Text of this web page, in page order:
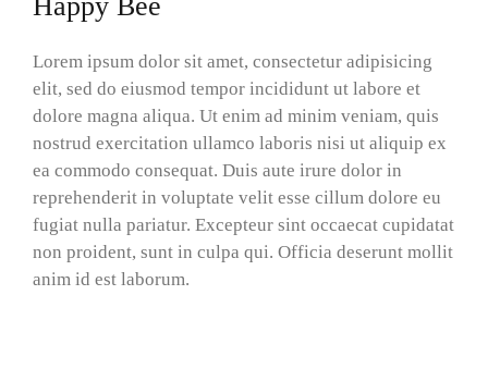
Lorem ipsum dolor sit amet, consectetur adipisicing
elit, sed do eiusmod tempor incididunt ut labore et
dolore magna aliqua. Ut enim ad minim veniam, quis
nostrud exercitation ullamco laboris nisi ut aliquip ex
ea commodo consequat. Duis aute irure dolor in
reprehenderit in voluptate velit esse cillum dolore eu
fugiat nulla pariatur. Excepteur sint occaecat cupidatat
non proident, sunt in culpa qui. Officia deserunt mollit
anim id est laborum.